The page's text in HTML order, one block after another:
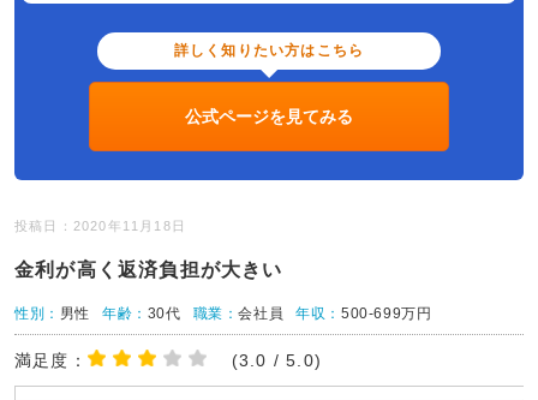
詳しく知りたい方はこちら
公式ページを見てみる
投稿日：2020年11月18日
金利が高く返済負担が大きい
性別： 男性 年齢： 30代 職業：会社員 年収：500-699万円
満足度： (3.0 / 5.0)